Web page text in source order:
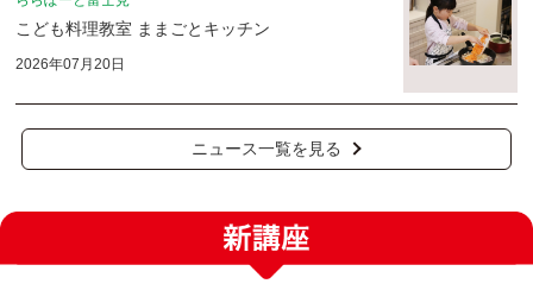
こども料理教室 ままごとキッチン
2026年07月20日
ニュース一覧を見る